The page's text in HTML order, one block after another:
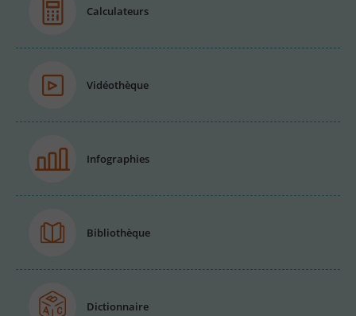
Calculateurs
Vidéothèque
Infographies
Bibliothèque
Dictionnaire